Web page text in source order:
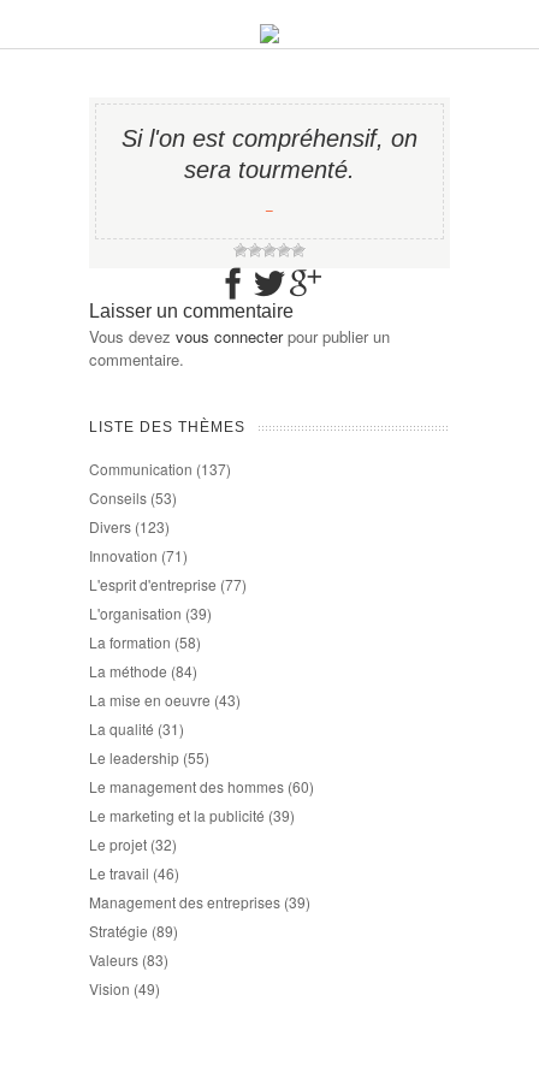
Si l'on est compréhensif, on
sera tourmenté.
−
Laisser un commentaire
Vous devez vous connecterpour publier un
commentaire.
LISTE DES THÈMES
Communication (137)
Conseils (53)
Divers (123)
Innovation (71)
L'esprit d'entreprise (77)
L'organisation (39)
La formation (58)
La méthode (84)
La mise en oeuvre (43)
La qualité (31)
Le leadership (55)
Le management des hommes (60)
Le marketing et la publicité (39)
Le projet (32)
Le travail (46)
Management des entreprises (39)
Stratégie (89)
Valeurs (83)
Vision (49)